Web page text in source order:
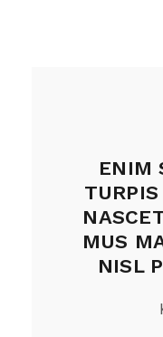
ENIM
MUS
NISL